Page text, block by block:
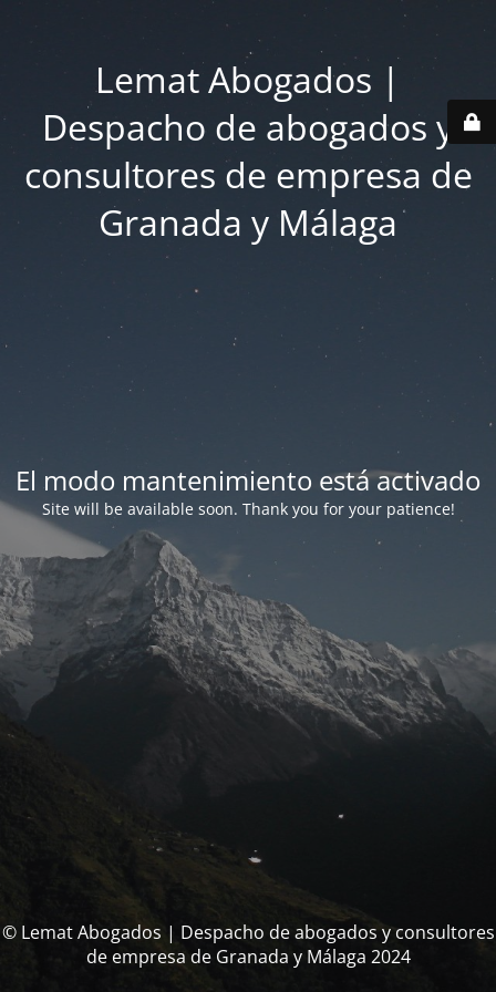
Lemat Abogados |
Despacho de abogados y
consultores de empresa de
Granada y Málaga
El modo mantenimiento está activado
Site will be available soon. Thank you for your patience!
© Lemat Abogados | Despacho de abogados y consultores
de empresa de Granada y Málaga 2024